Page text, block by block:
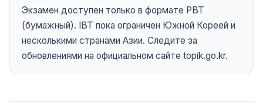
Экзамен доступен только в формате PBT
(бумажный). IBT пока ограничен Южной Кореей и
несколькими странами Азии. Следите за
обновлениями на официальном сайте topik.go.kr.